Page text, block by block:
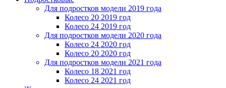
Для подростков модели 2019 года
Колесо 20 2019 год
Колесо 24 2019 год
Для подростков модели 2020 года
Колесо 24 2020 год
Колесо 20 2020 год
Для подростков модели 2021 года
Колесо 18 2021 год
Колесо 24 2021 год